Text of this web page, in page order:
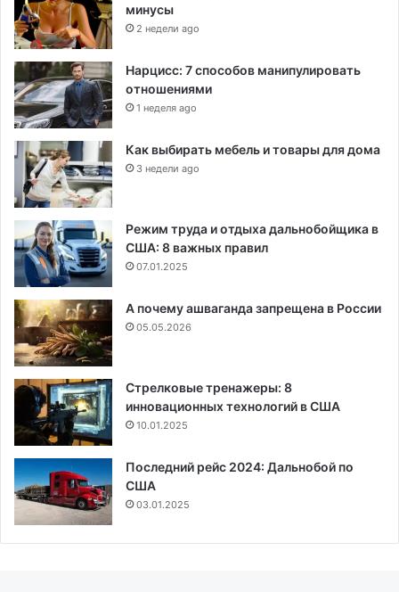
минусы
2 недели ago
Нарцисс: 7 способов манипулировать
отношениями
1 неделя ago
Как выбирать мебель и товары для дома
3 недели ago
Режим труда и отдыха дальнобойщика в
США: 8 важных правил
07.01.2025
А почему ашваганда запрещена в России
05.05.2026
Стрелковые тренажеры: 8
инновационных технологий в США
10.01.2025
Последний рейс 2024: Дальнобой по
США
03.01.2025